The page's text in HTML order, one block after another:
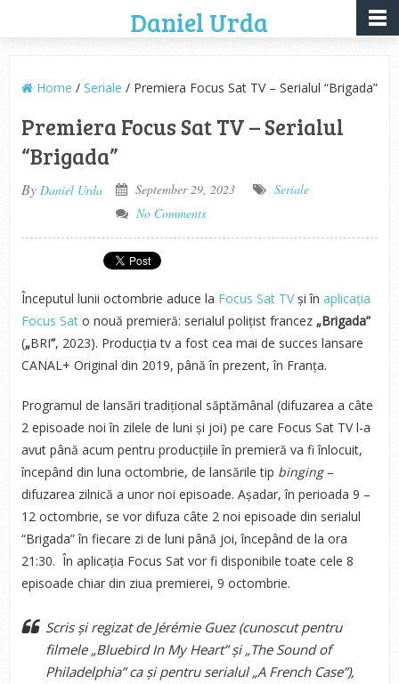
Daniel Urda
Home / Seriale / Premiera Focus Sat TV – Serialul “Brigada”
Premiera Focus Sat TV – Serialul
“Brigada”
By Daniel Urda September 29, 2023
Seriale
No Comments
Începutul lunii octombrie aduce la Focus Sat TVși în aplicația
Focus Sato nouă premieră: serialul polițist francez „Brigada”
(„BRI”, 2023). Producția tv a fost cea mai de succes lansare
CANAL+ Original din 2019, până în prezent, în Franța.
Programul de lansări tradițional săptămânal (difuzarea a câte
2 episoade noi în zilele de luni și joi) pe care Focus Sat TV l-a
avut până acum pentru producțiile în premieră va fi înlocuit,
începând din luna octombrie, de lansările tip binging–
difuzarea zilnică a unor noi episoade. Așadar, în perioada 9 –
12 octombrie, se vor difuza câte 2 noi episoade din serialul
“Brigada” în fiecare zi de luni până joi, începând de la ora
21:30. În aplicația Focus Sat vor fi disponibile toate cele 8
episoade chiar din ziua premierei, 9 octombrie.
Scris și regizat de Jérémie Guez (cunoscut pentru
filmele „Bluebird In My Heart” și „The Sound of
Philadelphia” ca și pentru serialul „A French Case”),